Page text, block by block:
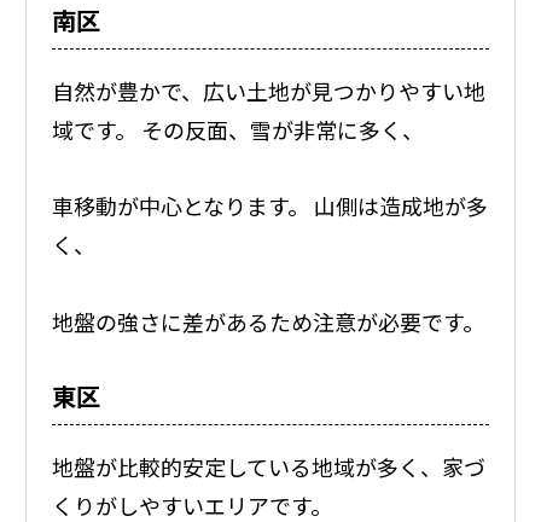
南区
自然が豊かで、広い土地が見つかりやすい地
域です。 その反面、雪が非常に多く、
車移動が中心となります。 山側は造成地が多
く、
地盤の強さに差があるため注意が必要です。
東区
地盤が比較的安定している地域が多く、家づ
くりがしやすいエリアです。